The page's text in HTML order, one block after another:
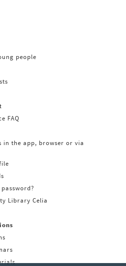
people
FAQ
in the app, browser or via
Library Celia